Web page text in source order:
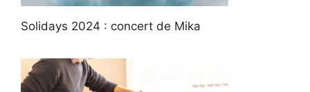
Solidays 2024 : concert de Mika